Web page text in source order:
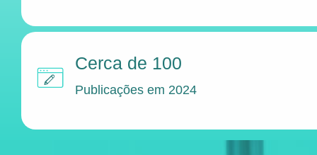
Cerca de 100
Publicações em 2024